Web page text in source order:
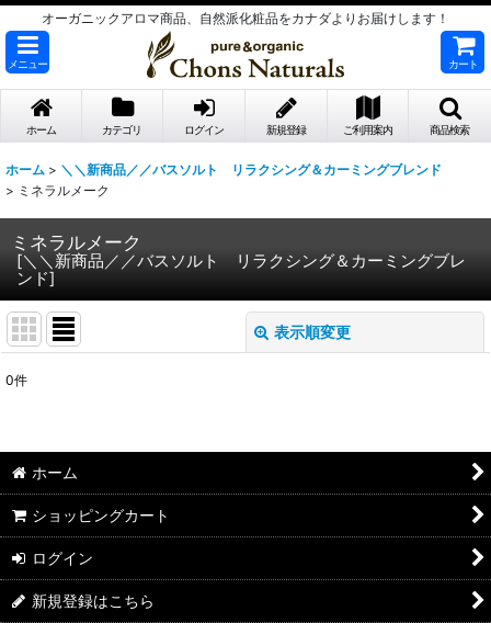
オーガニックアロマ商品、自然派化粧品をカナダよりお届けします！
メニュー カート
ホーム カテゴリ ログイン 新規登録 ご利用案内 商品検索
ホーム > ＼＼新商品／／バスソルト リラクシング＆カーミングブレンド
> ミネラルメーク
ミネラルメーク
[＼＼新商品／／バスソルト リラクシング＆カーミングブレ
ンド]
表示順変更
表示数
並び順:
0件
ホーム
ショッピングカート
ログイン
新規登録はこちら